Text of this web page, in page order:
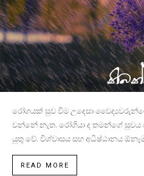
රෝගයක් සුව වීම උදෙසා
වන්නේ නැත. රෝගියා ද තමන්ගේ
යුතු වේ. විශ්වාසය සහ අධිෂ්ඨානය
READ MORE